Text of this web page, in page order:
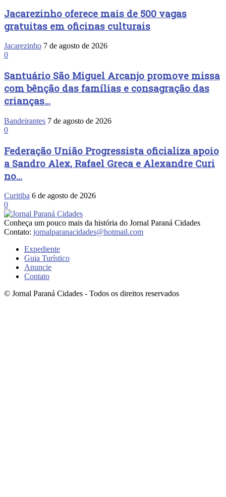
Jacarezinho oferece mais de 500 vagas
gratuitas em oficinas culturais
Jacarezinho 7 de agosto de 2026
0
Santuário São Miguel Arcanjo promove missa
com bênção das famílias e consagração das
crianças...
Bandeirantes 7 de agosto de 2026
0
Federação União Progressista oficializa apoio
a Sandro Alex, Rafael Greca e Alexandre Curi
no...
Curitiba 6 de agosto de 2026
0
Conheça um pouco mais da história do Jornal Paraná Cidades
Contato: jornalparanacidades@hotmail.com
Expediente
Guia Turístico
Anuncie
Contato
© Jornal Paraná Cidades - Todos os direitos reservados